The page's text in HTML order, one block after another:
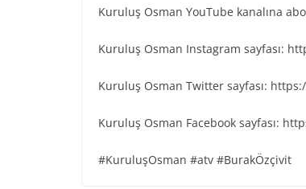
Kuruluş Osman YouTube kanalına
Kuruluş Osman Instagram sayfası:
Kuruluş Osman Twitter sayfası:
Kuruluş Osman Facebook sayfası:
#KuruluşOsman #atv #BurakÖzçivit